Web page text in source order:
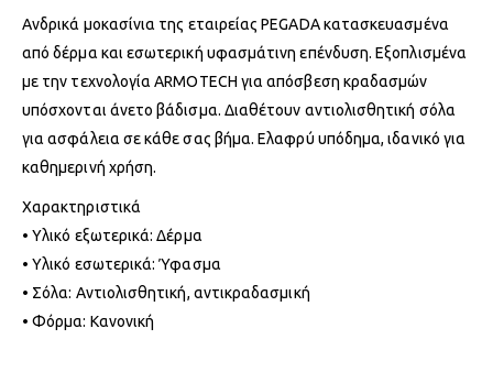
Ανδρικά μοκασίνια της εταιρείας PEGADA κατασκευασμένα
από δέρμα και εσωτερική υφασμάτινη επένδυση. Εξοπλισμένα
με την τεχνολογία ARMOTECH για απόσβεση κραδασμών
υπόσχονται άνετο βάδισμα. Διαθέτουν αντιολισθητική σόλα
για ασφάλεια σε κάθε σας βήμα. Ελαφρύ υπόδημα, ιδανικό για
καθημερινή χρήση.
Χαρακτηριστικά
• Υλικό εξωτερικά: Δέρμα
• Υλικό εσωτερικά: Ύφασμα
• Σόλα: Αντιολισθητική, αντικραδασμική
• Φόρμα: Κανονική